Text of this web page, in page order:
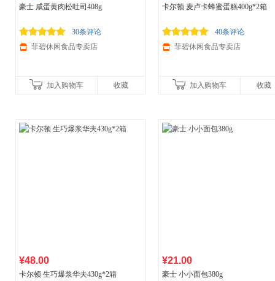
豪士 咸蛋黄肉松吐司408g
30条评论
菲碧休闲食品专卖店
加入购物车 收藏
卡尔顿 麦卢卡蜂蜜蛋糕400g*2箱
40条评论
菲碧休闲食品专卖店
加入购物车 收藏
¥48.00
卡尔顿 生巧爆浆华夫430g*2箱
¥21.00
豪士 小小面包380g